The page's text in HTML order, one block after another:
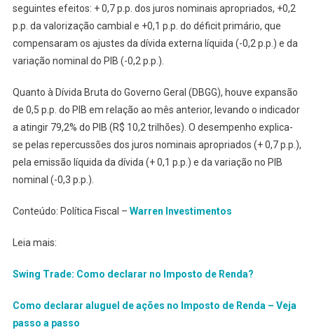
seguintes efeitos: + 0,7 p.p. dos juros nominais apropriados, +0,2
p.p. da valorização cambial e +0,1 p.p. do déficit primário, que
compensaram os ajustes da dívida externa líquida (-0,2 p.p.) e da
variação nominal do PIB (-0,2 p.p.).
Quanto à Dívida Bruta do Governo Geral (DBGG), houve expansão
de 0,5 p.p. do PIB em relação ao mês anterior, levando o indicador
a atingir 79,2% do PIB (R$ 10,2 trilhões). O desempenho explica-
se pelas repercussões dos juros nominais apropriados (+ 0,7 p.p.),
pela emissão líquida da dívida (+ 0,1 p.p.) e da variação no PIB
nominal (-0,3 p.p.).
Conteúdo: Política Fiscal – Warren Investimentos
Leia mais:
Swing Trade: Como declarar no Imposto de Renda?
Como declarar aluguel de ações no Imposto de Renda – Veja
passo a passo